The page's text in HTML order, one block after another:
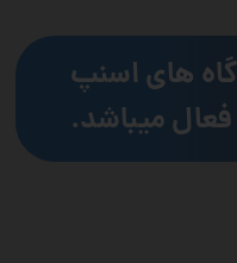
های اسنپ
میباشد.